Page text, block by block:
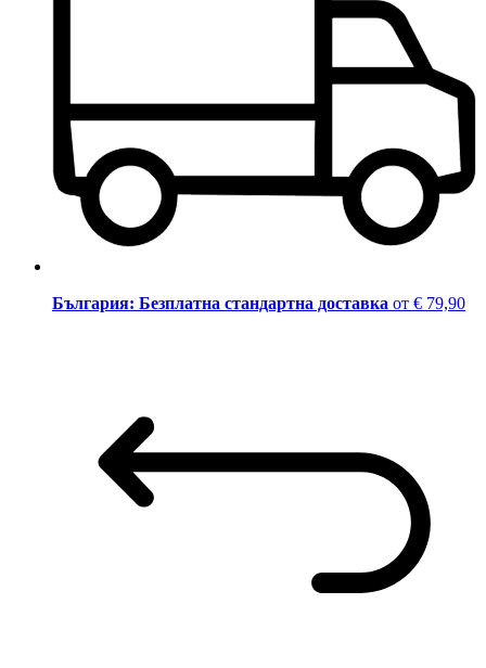
България: Безплатна стандартна доставка от € 79,90